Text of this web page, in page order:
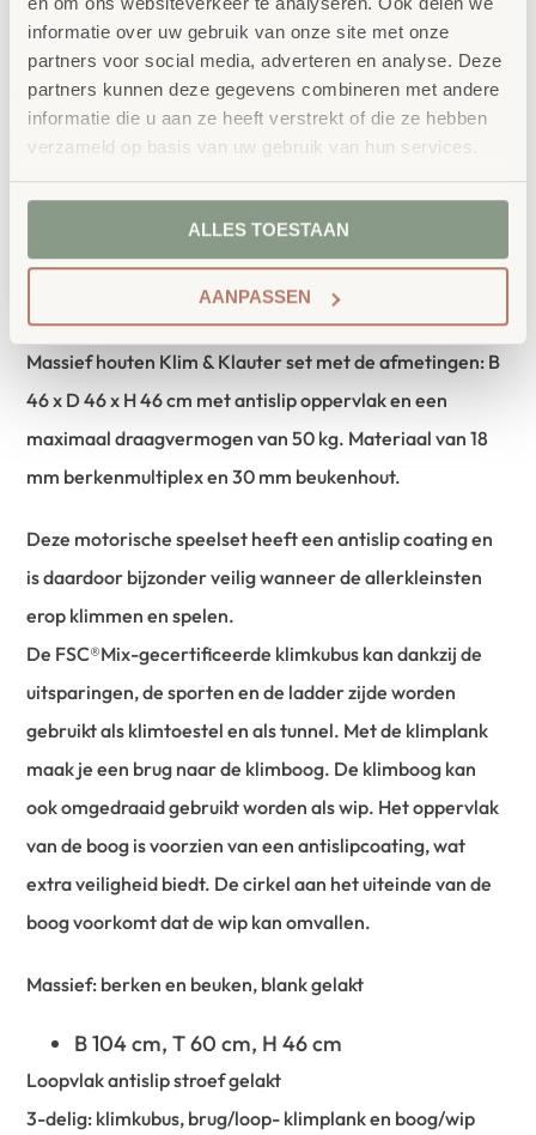
informatie over uw gebruik van onze site met onze
partners voor social media, adverteren en analyse. Deze
partners kunnen deze gegevens combineren met andere
informatie die u aan ze heeft verstrekt of die ze hebben
verzameld op basis van uw gebruik van hun services.
ALLES TOESTAAN
AANPASSEN
Productbeschrijving
Motorische vaardigheden oefenen op de Pikler Klim &
Massief houten Klim & Klauter set met de afmetingen: B
46 x D 46 x H 46 cm met antislip oppervlak en een
maximaal draagvermogen van 50 kg. Materiaal van 18
mm berkenmultiplex en 30 mm beukenhout.
Deze motorische speelset heeft een antislip coating en
is daardoor bijzonder veilig wanneer de allerkleinsten
erop klimmen en spelen.
De FSC®Mix-gecertificeerde klimkubus kan dankzij de
uitsparingen, de sporten en de ladder zijde worden
gebruikt als klimtoestel en als tunnel. Met de klimplank
maak je een brug naar de klimboog. De klimboog kan
ook omgedraaid gebruikt worden als wip. Het oppervlak
van de boog is voorzien van een antislipcoating, wat
extra veiligheid biedt. De cirkel aan het uiteinde van de
boog voorkomt dat de wip kan omvallen.
Massief: berken en beuken, blank gelakt
B 104 cm, T 60 cm, H 46 cm
Loopvlak antislip stroef gelakt
3-delig: klimkubus, brug/loop- klimplank en boog/wip